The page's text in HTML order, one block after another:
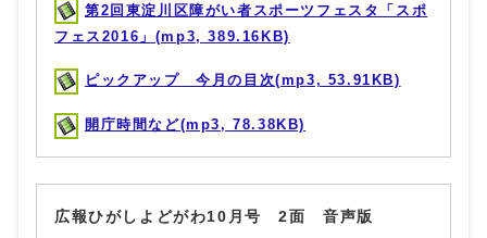
第2回東淀川区障がい者スポーツフェスタ「スポ
フェス2016」(mp3, 389.16KB)
ピックアップ 今月の目次(mp3, 53.91KB)
開庁時間など(mp3, 78.38KB)
広報ひがしよどがわ10月号 2面 音声版